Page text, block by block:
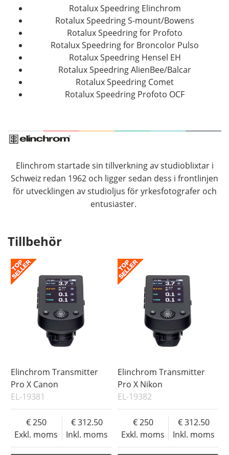
Rotalux Speedring Elinchrom
Rotalux Speedring S-mount/Bowens
Rotalux Speedring for Profoto
Rotalux Speedring for Broncolor Pulso
Rotalux Speedring Hensel EH
Rotalux Speedring AlienBee/Balcar
Rotalux Speedring Comet
Rotalux Speedring Profoto OCF
Elinchrom startade sin tillverkning av studioblixtar i
Schweiz redan 1962 och ligger sedan dess i frontlinjen
för utvecklingen av studioljus för yrkesfotografer och
entusiaster.
Tillbehör
Elinchrom Transmitter
Pro X Canon
EL-19381
Exkl. moms
250
Inkl. moms
312.50
Elinchrom Transmitter
Pro X Nikon
EL-19382
Exkl. moms
250
Inkl. moms
312.50